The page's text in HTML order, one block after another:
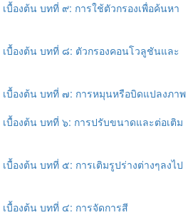
เบื้องต้น บทที่ ๙: การใช้ตัวกรองเพื่อค้นหา
เบื้องต้น บทที่ ๘: ตัวกรองคอนโวลูชันและ
เบื้องต้น บทที่ ๗: การหมุนหรือบิดแปลงภาพ
เบื้องต้น บทที่ ๖: การปรับขนาดและต่อเติม
บื้องต้น บทที่ ๕: การเติมรูปร่างต่างๆลงไป
เบื้องต้น บทที่ ๔: การจัดการสี